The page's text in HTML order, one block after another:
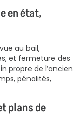
en état,
au bail,
et fermeture des
propre de l’ancien
pénalités,
plans de